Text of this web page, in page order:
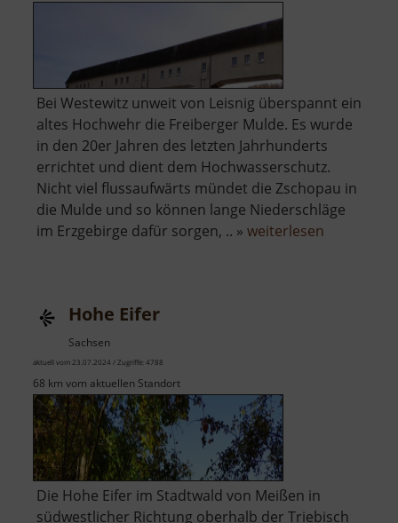
Bei Westewitz unweit von Leisnig überspannt ein
altes Hochwehr die Freiberger Mulde. Es wurde
in den 20er Jahren des letzten Jahrhunderts
errichtet und dient dem Hochwasserschutz.
Nicht viel flussaufwärts mündet die Zschopau in
die Mulde und so können lange Niederschläge
im Erzgebirge dafür sorgen, .. » weiterlesen
Hohe Eifer
Sachsen
aktuell vom 23.07.2024 / Zugriffe: 4788
68 km vom aktuellen Standort
Die Hohe Eifer im Stadtwald von Meißen in
südwestlicher Richtung oberhalb der Triebisch